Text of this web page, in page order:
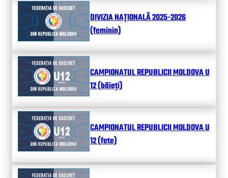
DIVIZIA NAȚIONALĂ 2025-2026
(feminin)
CAMPIONATUL REPUBLICII MOLDOVA U
12 (băieți)
CAMPIONATUL REPUBLICII MOLDOVA U
12 (fete)